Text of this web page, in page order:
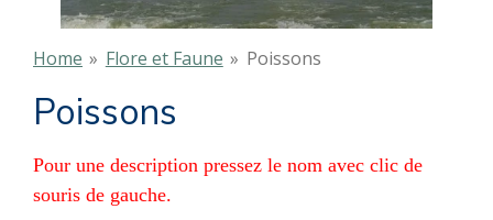
Home » Flore et Faune » Poissons
Poissons
Pour une description pressez le nom avec clic de
souris de gauche.